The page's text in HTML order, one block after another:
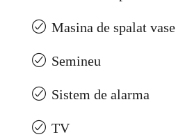
Masina de spalat vase
Semineu
Sistem de alarma
TV